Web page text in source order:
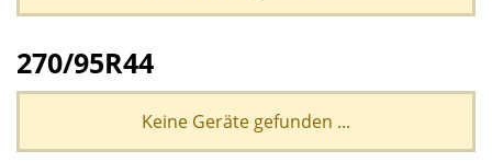
270/95R44
Keine Geräte gefunden ...